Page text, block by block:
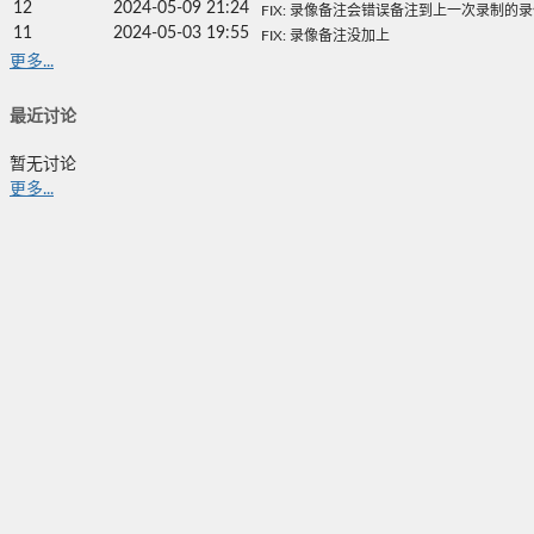
12 2024-05-09 21:24 FIX: 录像备注会错误备注到上一次录制的
11 2024-05-03 19:55 FIX: 录像备注没加上
更多...
最近讨论
暂无讨论
更多...